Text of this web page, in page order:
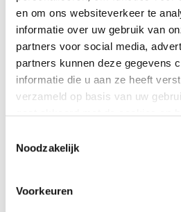
en om ons websiteverkeer te
informatie over uw gebruik van
partners voor social media,
partners kunnen deze gegevens
informatie die u aan ze heeft
verzameld op basis van uw
Noodzakelijk
Voorkeuren
Kassen in de Legmeerpolder. Bron: Projectbureau
Publicatiedatum: 20/03/2012
Ontvang de
Wilt u op de hoogte blijven van